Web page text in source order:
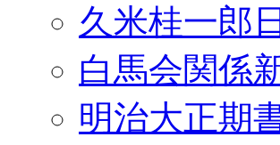
久米桂一郎
白馬会関係
明治大正期